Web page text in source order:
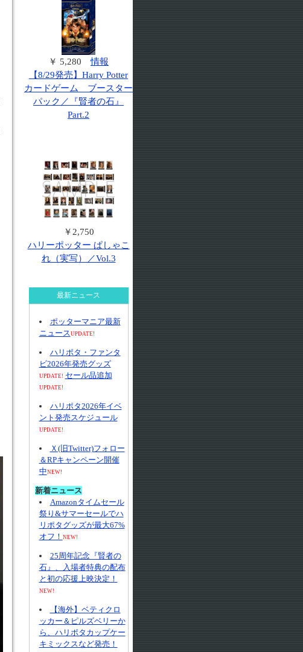
￥ 5,280情報
【8/29発売】Harry Potter
カードゲーム ブースター
パック／『賢者の石』
Part.2
￥2,750
ハリーポッター ぱしゃこ
れ（実写）／Vol.3
最新ニュース
ポッターマニア最新
ニュースUPDATE!
ハリポタ・ファンタ
ビ2026年発売グッズ
UPDATE! セール品追加
UPDATE!
ハリポタ2026年イベ
ント発売スケジュール
UPDATE!
Ｘ(旧Twitter)フォロー
＆RPキャンペーン開催
中NEW!
新着ニュース
Amazonタイムセール
祭り&サマーセールでハ
リポタグッズが最大67%
オフ！ NEW!
25周年記念『賢者の
石』、入場者特典の配布
と初の応援上映決定！
NEW!
【海外】ベティクロ
ッカー＆ピルズベリーか
ら、ハリポタカップケー
キミックスなど発売！